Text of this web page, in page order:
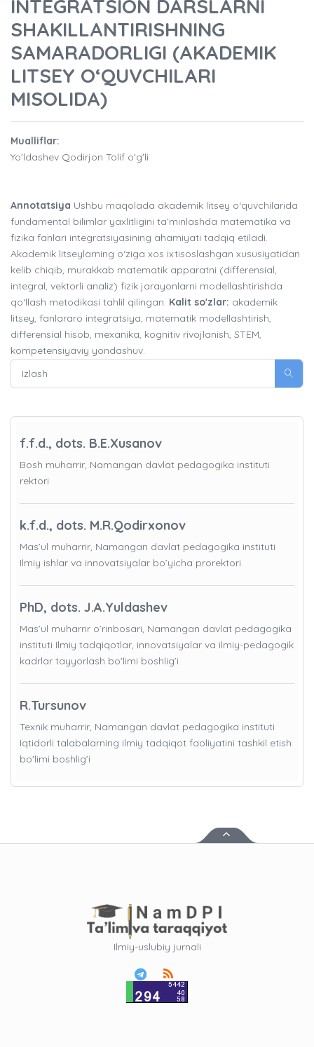
INTEGRATSION DARSLARNI
SHAKILLANTIRISHNING
SAMARADORLIGI (AKADEMIK
LITSEY O‘QUVCHILARI
MISOLIDA)
Mualliflar:
Yo'ldashev Qodirjon Tolif o'g'li
Annotatsiya Ushbu maqolada akademik litsey o‘quvchilarida
fundamental bilimlar yaxlitligini ta’minlashda matematika va
fizika fanlari integratsiyasining ahamiyati tadqiq etiladi.
Akademik litseylarning o‘ziga xos ixtisoslashgan xususiyatidan
kelib chiqib, murakkab matematik apparatni (differensial,
integral, vektorli analiz) fizik jarayonlarni modellashtirishda
qo‘llash metodikasi tahlil qilingan. Kalit so'zlar: akademik
litsey, fanlararo integratsiya, matematik modellashtirish,
differensial hisob, mexanika, kognitiv rivojlanish, STEM,
kompetensiyaviy yondashuv.
f.f.d., dots. B.E.Xusanov
Bosh muharrir, Namangan davlat pedagogika instituti
rektori
k.f.d., dots. M.R.Qodirxonov
Mas’ul muharrir, Namangan davlat pedagogika instituti
Ilmiy ishlar va innovatsiyalar bo’yicha prorektori
PhD, dots. J.A.Yuldashev
Mas’ul muharrir o’rinbosari, Namangan davlat pedagogika
instituti Ilmiy tadqiqotlar, innovatsiyalar va ilmiy-pedagogik
kadrlar tayyorlash bo'limi boshlig’i
R.Tursunov
Texnik muharrir, Namangan davlat pedagogika instituti
Iqtidorli talabalarning ilmiy tadqiqot faoliyatini tashkil etish
bo'limi boshlig’i
Ilmiy-uslubiy jurnali